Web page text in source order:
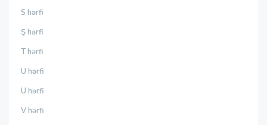
S hərfi
Ş hərfi
T hərfi
U hərfi
Ü hərfi
V hərfi